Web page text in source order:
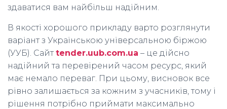
здаватися вам найбільш надійним.
В якості хорошого прикладу варто розглянути
варіант з Українською універсальною біржою
(УУБ). Сайтtender.uub.com.ua – це дійсно
надійний та перевірений часом ресурс, який
має немало переваг. При цьому, висновок все
рівно залишається за кожним з учасників, тому і
рішення потрібно приймати максимально